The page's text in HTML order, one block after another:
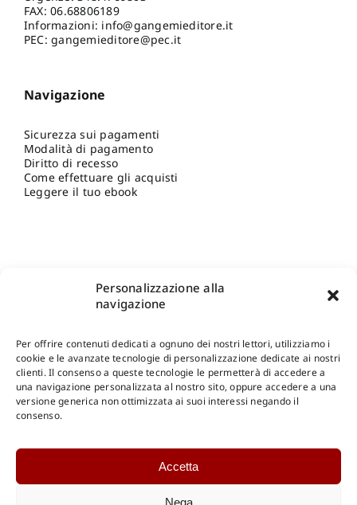
Personalizzazione alla
navigazione
Per offrire contenuti dedicati a ognuno dei nostri lettori, utilizziamo i
cookie e le avanzate tecnologie di personalizzazione dedicate ai nostri
clienti. Il consenso a queste tecnologie le permetterà di accedere a
una navigazione personalizzata al nostro sito, oppure accedere a una
versione generica non ottimizzata ai suoi interessi negando il
consenso.
Accetta
Nega
FAX: 06.68806189
Informazioni: info@gangemieditore.it
PEC: gangemieditore@pec.it
Navigazione
Sicurezza sui pagamenti
Modalità di pagamento
Diritto di recesso
Come effettuare gli acquisti
Leggere il tuo ebook
Shop Gangemi Editore-Pagamenti Sicuri e anche Rateali
Catalogo Internazionale